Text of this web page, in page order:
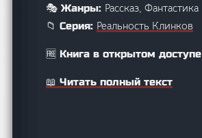
🎭 Жанры: Рассказ, Фантастика
📁 Серия: Реальность Клинков
🆓 Книга в открытом доступе
📖 Читать полный текст